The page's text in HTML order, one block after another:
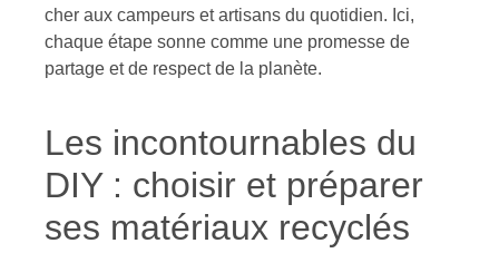
cher aux campeurs et artisans du quotidien. Ici,
chaque étape sonne comme une promesse de
partage et de respect de la planète.
Les incontournables du
DIY : choisir et préparer
ses matériaux recyclés